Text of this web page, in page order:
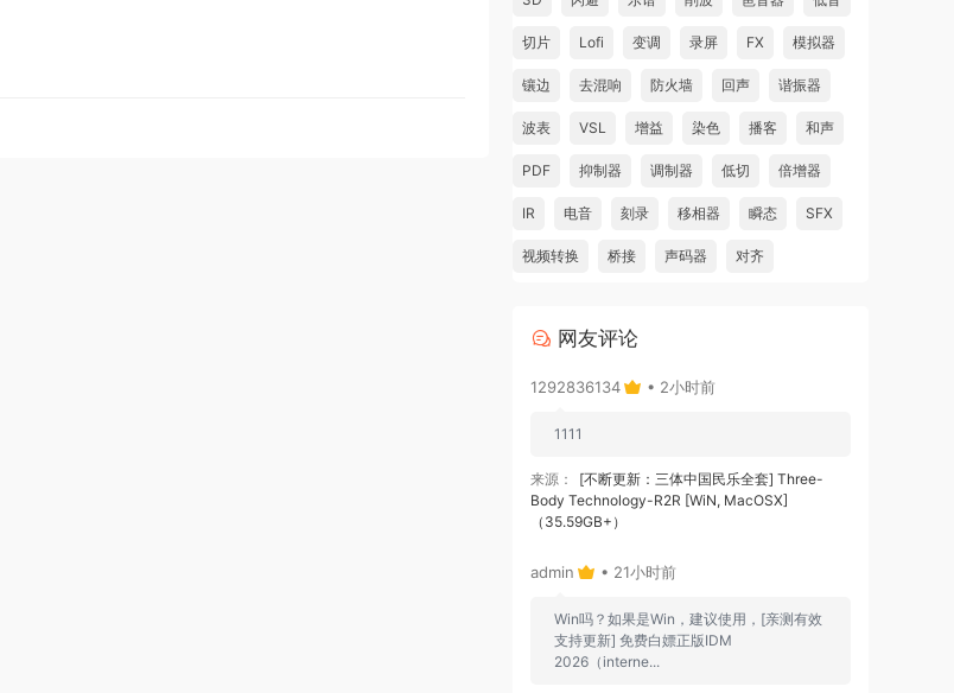
and dynamism it deserves. You can even loop
切片 Lofi 变调 录屏 FX 模拟器
镶边 去混响 防火墙 回声 谐振器
波表 VSL 增益 染色 播客 和声
PDF 抑制器 调制器 低切 倍增器
IR 电音 刻录 移相器 瞬态 SFX
视频转换 桥接 声码器 对齐
网友评论
1292836134 • 2小时前
1111
来源：
[不断更新：三体中国民乐全套] Three-
Body Technology-R2R [WiN, MacOSX]
（35.59GB+）
admin • 21小时前
Win吗？如果是Win，建议使用，[亲测有效
支持更新] 免费白嫖正版IDM
2026（interne...